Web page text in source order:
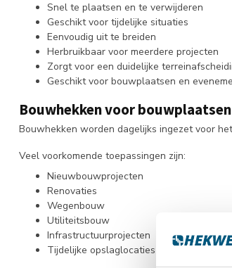
Snel te plaatsen en te verwijderen
Geschikt voor tijdelijke situaties
Eenvoudig uit te breiden
Herbruikbaar voor meerdere projecten
Zorgt voor een duidelijke
Geschikt voor bouwplaatsen en
Bouwhekken voor bouwplaatsen
Bouwhekken worden dagelijks ingezet voor
Veel voorkomende toepassingen zijn:
Nieuwbouwprojecten
Renovaties
Wegenbouw
Utiliteitsbouw
Infrastructuurprojecten
Tijdelijke opslaglocaties